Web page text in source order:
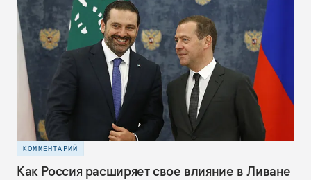
возможности внешнего давления сильно
ограничены. Учитывая то, насколько тесны
связи Запада с Саудовской Аравией,
чрезвычайно трудно представить, что против
наследного принца будут введены
международные санкции, достаточно серьезные,
чтобы он столкнулся с реальными трудностями
КОММЕНТАРИЙ
Как Россия расширяет свое влияние в Ливане